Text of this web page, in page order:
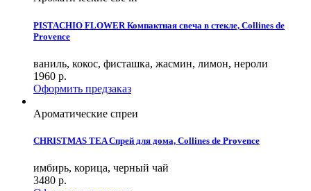
PISTACHIO FLOWER Компактная свеча в стекле, Collines de
Provence
ваниль, кокос, фисташка, жасмин, лимон, нероли
1960 р.
Оформить предзаказ
Ароматические спреи
CHRISTMAS TEA Спрей для дома, Collines de Provence
имбирь, корица, черный чай
3480 р.